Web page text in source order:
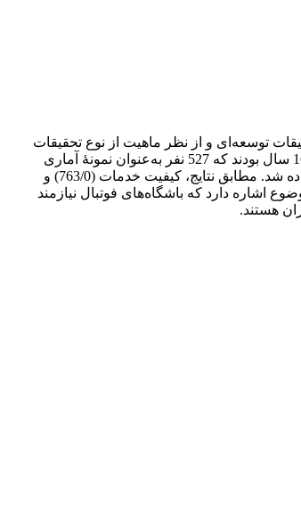
توسعه‌ای و از نظر ماهیت از نوع تحقیقات
اکتشافی است و اطلاعات لازم از طریق مصاحبه، مشاهده، بررسی ادبیات نظری و پرسشنامه گردآوری شد. جامعۀ آماری تحقیق، هواداران فوتبال بالاتر از 16 سال بودند که 527 نفر به‌عنوان نمونۀ آماری
به‌کار گرفته شدند. از آمار توصیفی و استنباطی شامل کولموگروف- اسمیرنوف، همبستگی پیرسون، رگرسیون و تحلیل مسیر برای تجزیه‌وتحلیل داده‌ها استفاده شد. مطابق نتایج، کیفیت خدمات (763/0) و
ماندگاری هوادار تأثیر می‌گذارند (475/0). به‌طور کلی نتایج به این موضوع اشاره دارد که باشگاه‌های فوتبال نیازمند
هستند.